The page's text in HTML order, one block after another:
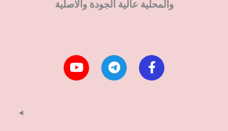
والمحلية عالية الجودة والاصلية